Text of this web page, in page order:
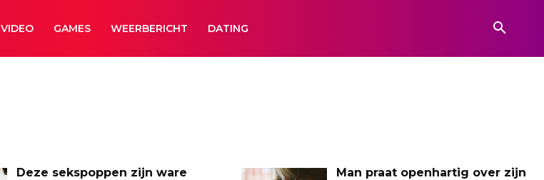
VIDEO GAMES WEERBERICHT DATING
Deze sekspoppen zijn ware
Man praat openhartig over zijn